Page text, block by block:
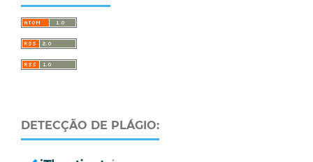
DETECÇÃO DE PLÁGIO: